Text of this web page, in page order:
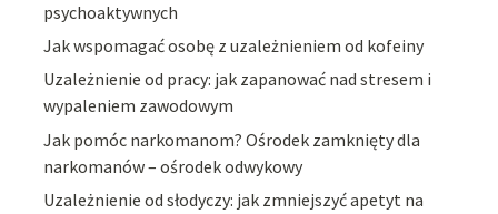
psychoaktywnych
Jak wspomagać osobę z uzależnieniem od kofeiny
Uzależnienie od pracy: jak zapanować nad stresem i
wypaleniem zawodowym
Jak pomóc narkomanom? Ośrodek zamknięty dla
narkomanów – ośrodek odwykowy
Uzależnienie od słodyczy: jak zmniejszyć apetyt na